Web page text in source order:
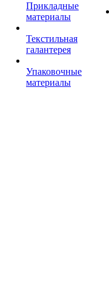
Прикладные
материалы
Текстильная
галантерея
Упаковочные
материалы